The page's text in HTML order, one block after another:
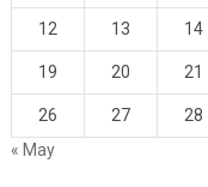
12 13 14
19 20 21
26 27 28
« May